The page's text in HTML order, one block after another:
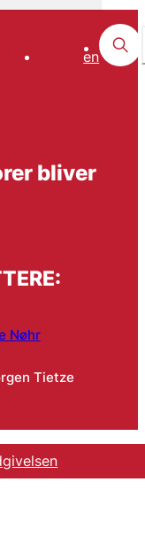
en
bliver
Nøhr
Tietze